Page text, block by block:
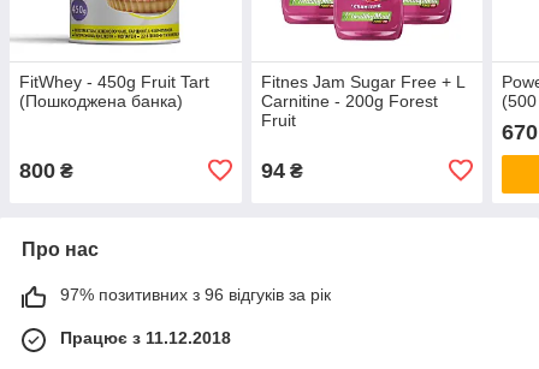
FitWhey - 450g Fruit Tart
(Пошкоджена банка)
800 ₴
Fitnes Jam Sugar Free + L
Carnitine - 200g Forest
Fruit
94₴
670
Про нас
97% позитивних з 96 відгуків за рік
Працює з 11.12.2018